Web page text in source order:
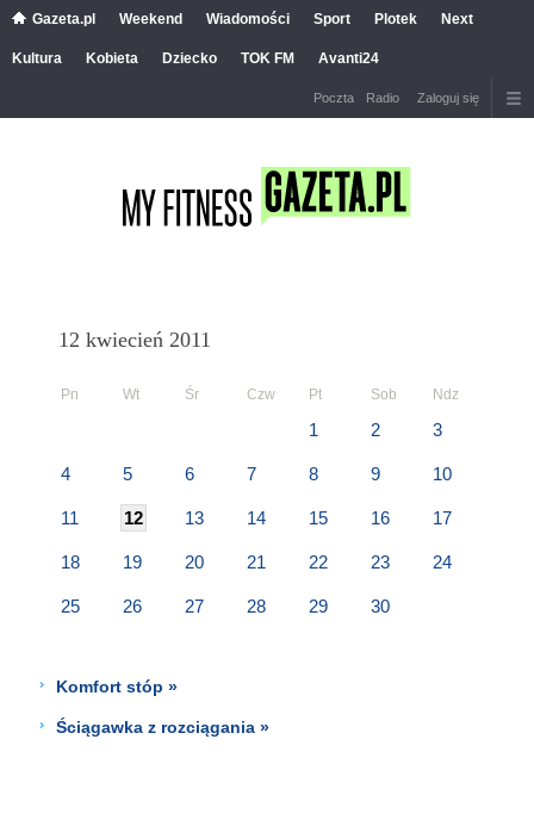
Gazeta.pl Weekend Wiadomości Sport Plotek Next
Kultura Kobieta Dziecko TOK FM Avanti24
Poczta Radio Zaloguj się
12 kwiecień 2011
Pn Wt Śr Czw Pt Sob Ndz
1 2 3
4 5 6 7 8 9 10
11 12 13 14 15 16 17
18 19 20 21 22 23 24
25 26 27 28 29 30
Komfort stóp »
Ściągawka z rozciągania »